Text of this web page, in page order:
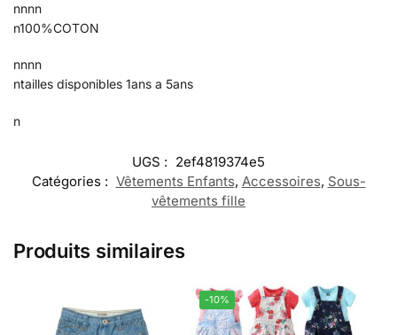
nnnn
n100%COTON
nnnn
ntailles disponibles 1ans a 5ans
n
UGS : 2ef4819374e5
Catégories : Vêtements Enfants, Accessoires, Sous-
vêtements fille
Produits similaires
-10%